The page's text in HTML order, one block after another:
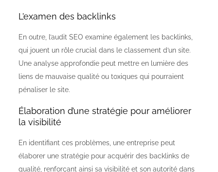
L’examen des backlinks
En outre, l’audit SEO examine également les backlinks,
qui jouent un rôle crucial dans le classement d’un site.
Une analyse approfondie peut mettre en lumière des
liens de mauvaise qualité ou toxiques qui pourraient
pénaliser le site.
Élaboration d’une stratégie pour améliorer
la visibilité
En identifiant ces problèmes, une entreprise peut
élaborer une stratégie pour acquérir des backlinks de
qualité, renforçant ainsi sa visibilité et son autorité dans